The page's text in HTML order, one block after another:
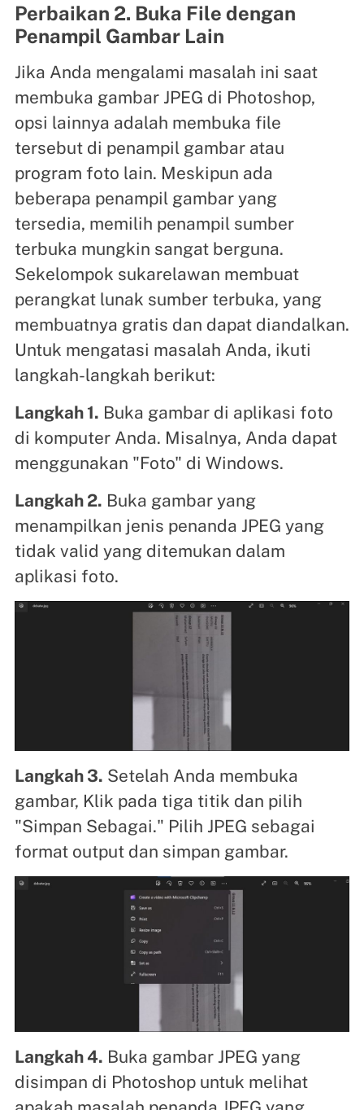
Perbaikan 2. Buka File dengan
Penampil Gambar Lain
Jika Anda mengalami masalah ini saat
membuka gambar JPEG di Photoshop,
opsi lainnya adalah membuka file
tersebut di penampil gambar atau
program foto lain. Meskipun ada
beberapa penampil gambar yang
tersedia, memilih penampil sumber
terbuka mungkin sangat berguna.
Sekelompok sukarelawan membuat
perangkat lunak sumber terbuka, yang
membuatnya gratis dan dapat diandalkan.
Untuk mengatasi masalah Anda, ikuti
langkah-langkah berikut:
Langkah 1. Buka gambar di aplikasi foto
di komputer Anda. Misalnya, Anda dapat
menggunakan "Foto" di Windows.
Langkah 2. Buka gambar yang
menampilkan jenis penanda JPEG yang
tidak valid yang ditemukan dalam
aplikasi foto.
Langkah 3. Setelah Anda membuka
gambar, Klik pada tiga titik dan pilih
"Simpan Sebagai." Pilih JPEG sebagai
format output dan simpan gambar.
Langkah 4. Buka gambar JPEG yang
disimpan di Photoshop untuk melihat